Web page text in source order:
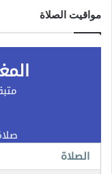
مواقيت الصلاة